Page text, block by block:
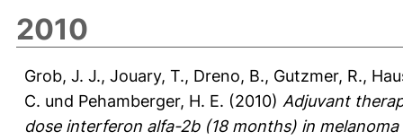
2010
Grob, J. J., Jouary, T., Dreno, B., Gutzmer, R.,
C. und Pehamberger, H. E. (2010) Adjuvant
dose interferon alfa-2b (18 months) in